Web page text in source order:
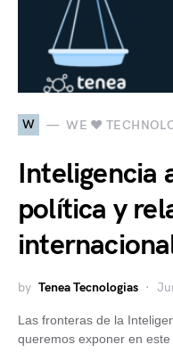
W WE ♥
Inteligencia
política y
by Tenea Tecnologias
Las fronteras de la
queremos exponer en